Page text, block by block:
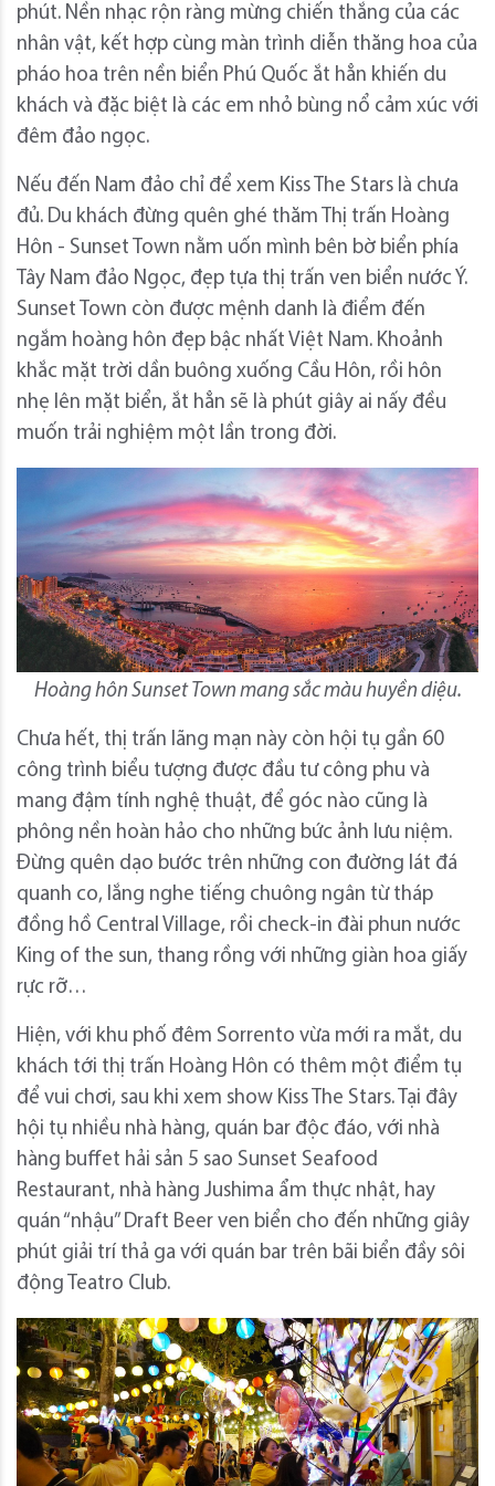
phút. Nền nhạc rộn ràng mừng chiến thắng của các
nhân vật, kết hợp cùng màn trình diễn thăng hoa của
pháo hoa trên nền biển Phú Quốc ắt hẳn khiến du
khách và đặc biệt là các em nhỏ bùng nổ cảm xúc với
đêm đảo ngọc.
Nếu đến Nam đảo chỉ để xem Kiss The Stars là chưa
đủ. Du khách đừng quên ghé thăm Thị trấn Hoàng
Hôn - Sunset Town nằm uốn mình bên bờ biển phía
Tây Nam đảo Ngọc, đẹp tựa thị trấn ven biển nước Ý.
Sunset Town còn được mệnh danh là điểm đến
ngắm hoàng hôn đẹp bậc nhất Việt Nam. Khoảnh
khắc mặt trời dần buông xuống Cầu Hôn, rồi hôn
nhẹ lên mặt biển, ắt hẳn sẽ là phút giây ai nấy đều
muốn trải nghiệm một lần trong đời.
Hoàng hôn Sunset Town mang sắc màu huyền diệu.
Chưa hết, thị trấn lãng mạn này còn hội tụ gần 60
công trình biểu tượng được đầu tư công phu và
mang đậm tính nghệ thuật, để góc nào cũng là
phông nền hoàn hảo cho những bức ảnh lưu niệm.
Đừng quên dạo bước trên những con đường lát đá
quanh co, lắng nghe tiếng chuông ngân từ tháp
đồng hồ Central Village, rồi check-in đài phun nước
King of the sun, thang rồng với những giàn hoa giấy
rực rỡ…
Hiện, với khu phố đêm Sorrento vừa mới ra mắt, du
khách tới thị trấn Hoàng Hôn có thêm một điểm tụ
để vui chơi, sau khi xem show Kiss The Stars. Tại đây
hội tụ nhiều nhà hàng, quán bar độc đáo, với nhà
hàng buffet hải sản 5 sao Sunset Seafood
Restaurant, nhà hàng Jushima ẩm thực nhật, hay
quán “nhậu” Draft Beer ven biển cho đến những giây
phút giải trí thả ga với quán bar trên bãi biển đầy sôi
động Teatro Club.